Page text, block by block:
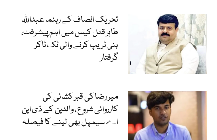
تحریک انصاف کے رہنما عبداللہ
طاہر قتل کیس میں اہم پیشرفت،
ہنی ٹریپ کرنے والی ٹک ٹاکر
گرفتار
میر رضا کی قبر کشائی کی
کارروائی شروع ، والدین کے ڈی این
اے سیمپل بھی لینے کا فیصلہ